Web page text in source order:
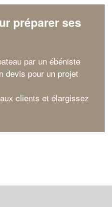
préparer ses
par un ébéniste
devis pour un projet
clients et élargissez